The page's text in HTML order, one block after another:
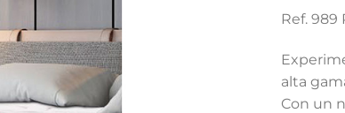
Ref. 989
alta
Con un